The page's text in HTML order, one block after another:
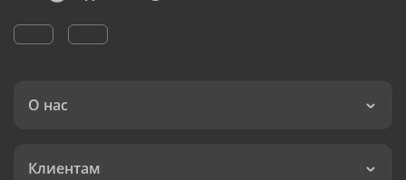
О нас
Клиентам